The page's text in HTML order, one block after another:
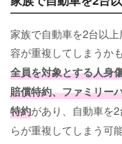
家族で自動車を2台以
容が重複してしまうか
全員を対象とする人身
賠償特約、ファミリー
特約があり、自動車を
らが重複してしまう可